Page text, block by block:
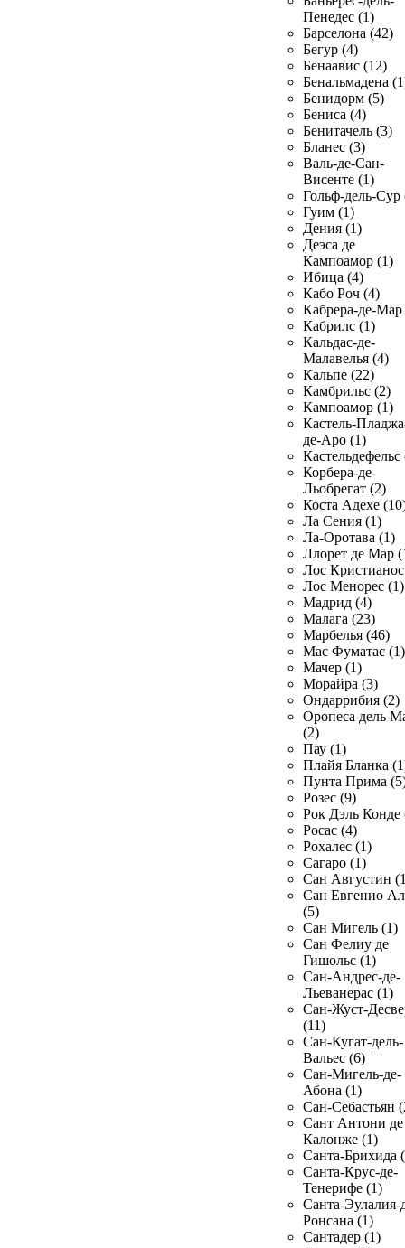
Пенедес (1)
Барселона (42)
Бегур (4)
Бенаавис (12)
Бенальмадена
Бенидорм (5)
Бениса (4)
Бенитачель (3)
Бланес (3)
Валь-де-Сан-
Висенте (1)
Гольф-дель-Сур
Гуим (1)
Дения (1)
Деэса де
Кампоамор (1)
Ибица (4)
Кабо Роч (4)
Кабрера-де-Мар
Кабрилс (1)
Кальдас-де-
Малавелья (4)
Кальпе (22)
Камбрильс (2)
Кампоамор (1)
Кастель-
де-Аро (1)
Кастельдефельс
Корбера-де-
Льобрегат (2)
Коста Адехе
Ла Сения (1)
Ла-Оротава (1)
Ллорет де Мар
Лос
Лос Менорес (1)
Мадрид (4)
Малага (23)
Марбелья (46)
Мас Фуматас (1)
Мачер (1)
Морайра (3)
Ондаррибия (2)
Оропеса дель
(2)
Пау (1)
Плайя Бланка
Пунта Прима
Розес (9)
Рок Дэль Конде
Росас (4)
Рохалес (1)
Сагаро (1)
Сан Августин
Сан Евгенио
(5)
Сан Мигель (1)
Сан Фелиу де
Гишольс (1)
Сан-Андрес-де-
Льеванерас (1)
Сан-Жуст-
(11)
Сан-Кугат-дель-
Вальес (6)
Сан-Мигель-де-
Абона (1)
Сан-Себастьян
Сант Антони де
Калонже (1)
Санта-Брихида
Санта-Крус-де-
Тенерифе (1)
Санта-Эулалия-
Ронсана (1)
Сантадер (1)